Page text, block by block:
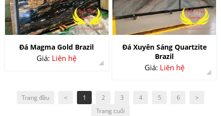
Đá Magma Gold Brazil
Giá: Liên hệ
Đá Xuyên Sáng Quartzite
Brazil
Giá: Liên hệ
Trang đầu < 1 2 3 4 5 6
>
Trang cuối